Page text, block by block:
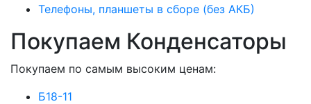
Телефоны, планшеты в сборе (без АКБ)
Покупаем Конденсаторы
Покупаем по самым высоким ценам:
Б18-11